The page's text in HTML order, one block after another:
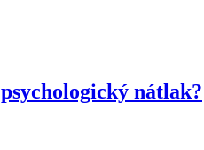
nátlak?